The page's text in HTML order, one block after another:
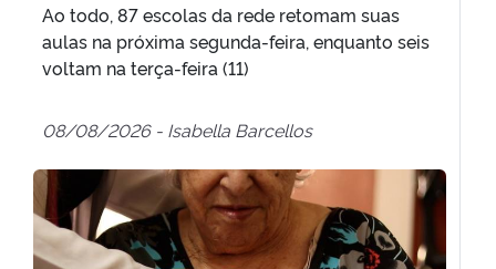
Ao todo, 87 escolas da rede retomam suas
aulas na próxima segunda-feira, enquanto seis
voltam na terça-feira (11)
08/08/2026 - Isabella Barcellos